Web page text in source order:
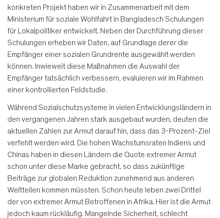
konkreten Projekt haben wir in Zusammenarbeit mit dem
Ministerium für soziale Wohlfahrt in Bangladesch Schulungen
für Lokalpolitiker entwickelt. Neben der Durchführung dieser
Schulungen erheben wir Daten, auf Grundlage derer die
Empfänger einer sozialen Grundrente ausgewählt werden
können. Inwieweit diese Maßnahmen die Auswahl der
Empfänger tatsächlich verbessern, evaluieren wir im Rahmen
einer kontrollierten Feldstudie.
Während Sozialschutzsysteme in vielen Entwicklungsländern in
den vergangenen Jahren stark ausgebaut wurden, deuten die
aktuellen Zahlen zur Armut darauf hin, dass das 3-Prozent-Ziel
verfehlt werden wird. Die hohen Wachstumsraten Indiens und
Chinas haben in diesen Ländern die Quote extremer Armut
schon unter diese Marke gebracht, so dass zukünftige
Beiträge zur globalen Reduktion zunehmend aus anderen
Weltteilen kommen müssten. Schon heute leben zwei Drittel
der von extremer Armut Betroffenen in Afrika. Hier ist die Armut
jedoch kaum rückläufig. Mangelnde Sicherheit, schlecht